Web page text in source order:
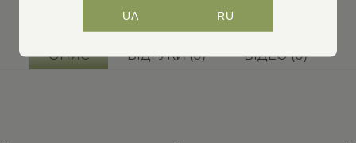
ОПИС ВІДГУКИ (0) ВІДЕО (0)
UA RU